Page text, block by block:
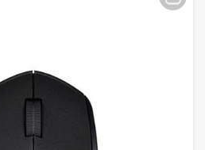
chất lượng là vô cùng
dây của Logitech Pro X
chắn sẽ đáp ứng được
tế và tính năng nổi bật,
thú vị
hơn trong từng trận